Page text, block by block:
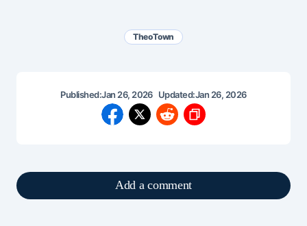
TheoTown
Published:Jan 26, 2026 Updated:Jan 26, 2026
Add a comment